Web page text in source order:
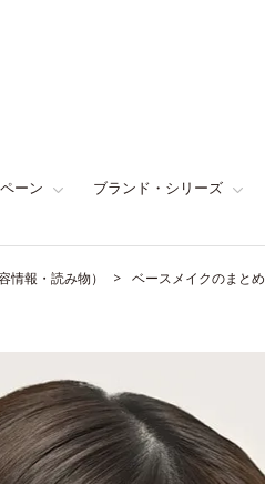
ーン ブランド・シリーズ
情報・読み物） ベースメイクのまとめ